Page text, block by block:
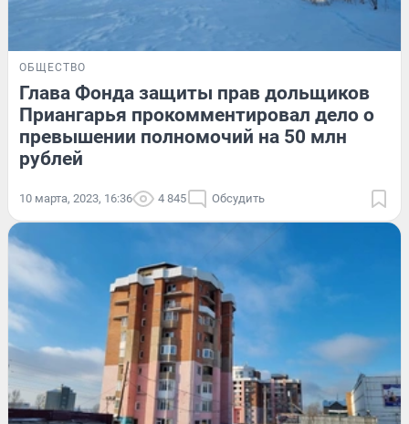
ОБЩЕСТВО
Глава Фонда защиты прав дольщиков
Приангарья прокомментировал дело о
превышении полномочий на 50 млн
рублей
10 марта, 2023, 16:36 4 845 Обсудить